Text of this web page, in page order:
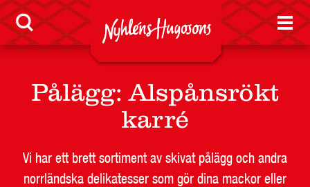
LEVERANTÖR
BUTIKSSIDA
RESTAURANG OCH STORHUSHÅLL
SKOLA
JOBB
PRESS
KONTAKT
Pålägg:Alspånsrökt
karré
Vi har ett brett sortiment av skivat pålägg och andra
norrländska delikatesser som gör dina mackor eller